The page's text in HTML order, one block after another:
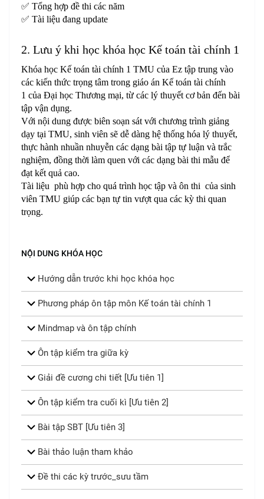
✅ Tổng hợp đề thi các năm
✅ Tài liệu đang update
2. Lưu ý khi học khóa học Kế toán tài chính 1
Khóa học Kế toán tài chính 1 TMU của Ez tập trung vào
các kiến thức trọng tâm trong giáo án Kế toán tài chính
1 của Đại học Thương mại, từ các lý thuyết cơ bản đến bài
tập vận dụng.
Với nội dung được biên soạn sát với chương trình giảng
dạy tại TMU, sinh viên sẽ dễ dàng hệ thống hóa lý thuyết,
thực hành nhuần nhuyễn các dạng bài tập tự luận và trắc
nghiệm, đồng thời làm quen với các dạng bài thi mẫu để
đạt kết quả cao.
Tài liệu phù hợp cho quá trình học tập và ôn thi của sinh
viên TMU giúp các bạn tự tin vượt qua các kỳ thi quan
trọng.
NỘI DUNG KHÓA HỌC
Hướng dẫn trước khi học khóa học
Phương pháp ôn tập môn Kế toán tài chính 1
Mindmap và ôn tập chính
Ôn tập kiểm tra giữa kỳ
Giải đề cương chi tiết [Ưu tiên 1]
Ôn tập kiểm tra cuối kì [Ưu tiên 2]
Bài tập SBT [Ưu tiên 3]
Bài thảo luận tham khảo
Đề thi các kỳ trước_sưu tầm